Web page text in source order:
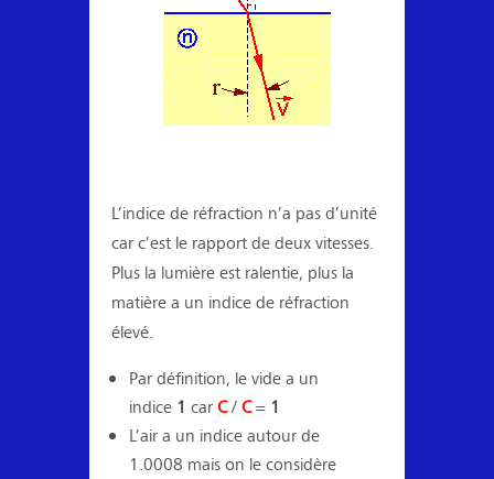
L’indice de réfraction n’a pas d’unité
car c’est le rapport de deux vitesses.
Plus la lumière est ralentie, plus la
matière a un indice de réfraction
élevé.
Par définition, le vide a un
indice 1 carC/ C = 1
L’air a un indice autour de
1.0008 mais on le considère